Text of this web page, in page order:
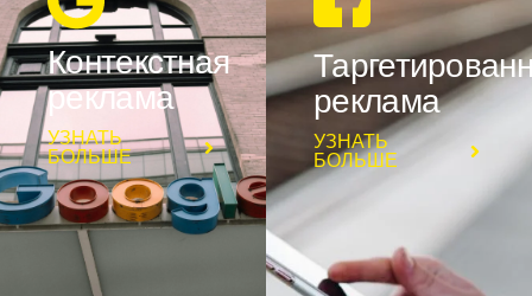
Контекстная
реклама
УЗНАТЬ
БОЛЬШЕ
реклама
УЗНАТЬ
БОЛЬШЕ